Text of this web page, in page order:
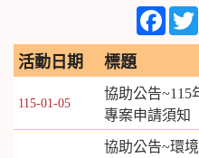
活動日期 標題
115-01-05
協助公告~115
專案申請須知
協助公告~環